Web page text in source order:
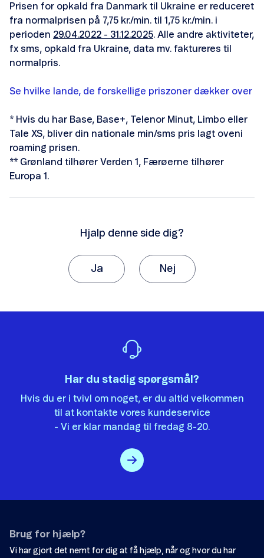
Opsæt Visual Voicemail
SIM Transfer
eSIM
Smartnummer
Forbrugskontrol
Spærring og børnesikring
Mobilforsikring
Forbrugsmax (indholdstjenester)
Prisen for opkald fra Danmark til Ukraine er reduceret
fra normalprisen på 7,75 kr./min. til 1,75 kr./min. i
perioden 29.04.2022 - 31.12.2025. Alle andre aktiviteter,
fx sms, opkald fra Ukraine, data mv. faktureres til
normalpris.
Se hvilke lande, de forskellige priszoner dækker over
* Hvis du har Base, Base+, Telenor Minut, Limbo eller
Tale XS, bliver din nationale min/sms pris lagt oveni
roaming prisen.
** Grønland tilhører Verden 1, Færøerne tilhører
Europa 1.
Hjalp denne side dig?
Ja Nej
Det var ikke det, jeg ledte efter.
Der er ikke nok eksempler.
Informationen er svær at forstå.
Oplysningerne løser ikke mit problem.
Har du stadig spørgsmål?
Hvis du er i tvivl om noget, er du altid velkommen
til at kontakte vores kundeservice
- Vi er klar mandag til fredag 8-20.
Brug for hjælp?
Vi har gjort det nemt for dig at få hjælp, når og hvor du har